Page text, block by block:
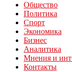
Общество
Политика
Спорт
Экономика
Бизнес
Аналитика
Мнения и
Контакты